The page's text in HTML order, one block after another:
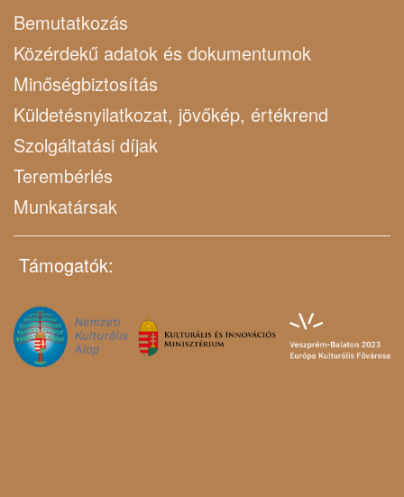
Bemutatkozás
Közérdekű adatok és dokumentumok
Minőségbiztosítás
Küldetésnyilatkozat, jövőkép, értékrend
Szolgáltatási díjak
Terembérlés
Munkatársak
Támogatók: